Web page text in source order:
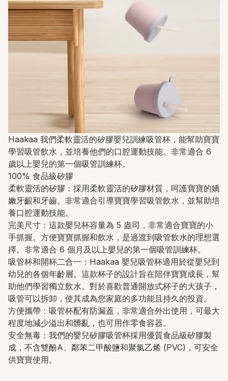
Haakaa 我們柔軟靈活的矽膠嬰兒訓練吸管杯，能幫助寶寶
學習吸管飲水，並培養他們的口腔運動技能。非常適合 6
歲以上嬰兒的第一個吸管訓練杯。
100% 食品級矽膠
柔軟靈活的矽膠：採用柔軟靈活的矽膠材質，呵護寶寶的嬌
嫩牙齦和牙齒。非常適合引導寶寶學習吸管飲水，並幫助培
養口腔運動技能。
完美尺寸：這款嬰兒杯容量為 5 盎司，非常適合寶寶的小
手抓握。方便寶寶抓握和飲水，是過渡到吸管飲水的理想選
擇。非常適合 6 個月及以上嬰兒的第一個吸管訓練杯。
吸管杯和開杯二合一：Haakaa 嬰兒吸管杯適用於從嬰兒到
幼兒的各個年齡層。這款杯子的設計旨在陪伴寶寶成長，幫
助他們學習獨立飲水。對於喜歡普通開放式杯子的大孩子，
吸管可以拆卸，使其成為您家庭的多功能且持久的投資。
方便攜帶：吸管杯配有防漏蓋，非常適合外出使用，可最大
程度地減少溢出和髒亂，也可用作零食容器。
安全無毒：我們的嬰兒矽膠吸管杯採用優質食品級矽膠製
成，不含雙酚A、鄰苯二甲酸鹽和聚氯乙烯 (PVC)，可安全
供寶寶使用。